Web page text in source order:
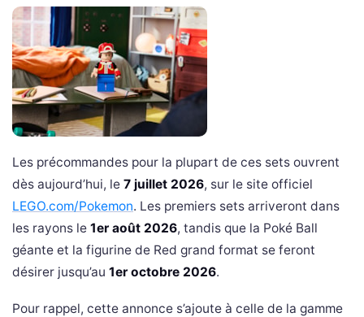
Les précommandes pour la plupart de ces sets ouvrent
dès aujourd’hui, le 7 juillet 2026, sur le site officiel
LEGO.com/Pokemon. Les premiers sets arriveront dans
les rayons le 1er août 2026, tandis que la Poké Ball
géante et la figurine de Red grand format se feront
désirer jusqu’au 1er octobre 2026.
Pour rappel, cette annonce s’ajoute à celle de la gamme